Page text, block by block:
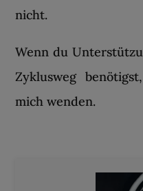
nicht.
Wenn du
Zyklusweg
mich wenden.